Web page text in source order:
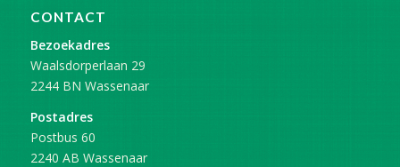
CONTACT
Bezoekadres
Waalsdorperlaan 29
2244 BN Wassenaar
Postadres
Postbus 60
2240 AB Wassenaar